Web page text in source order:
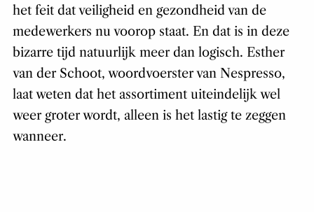
het feit dat veiligheid en gezondheid van de
medewerkers nu voorop staat. En dat is in deze
bizarre tijd natuurlijk meer dan logisch. Esther
van der Schoot, woordvoerster van Nespresso,
laat weten dat het assortiment uiteindelijk wel
weer groter wordt, alleen is het lastig te zeggen
wanneer.